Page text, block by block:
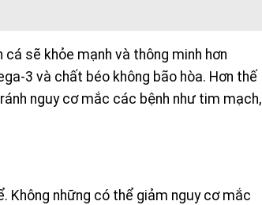
sẽ khỏe mạnh và thông minh hơn
3 và chất béo không bão hòa. Hơn thế
nguy cơ mắc các bệnh như tim mạch,
những có thể giảm nguy cơ mắc